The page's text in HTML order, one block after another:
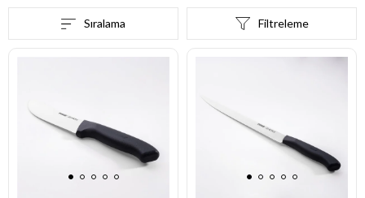
Filtreleme
Sıralama